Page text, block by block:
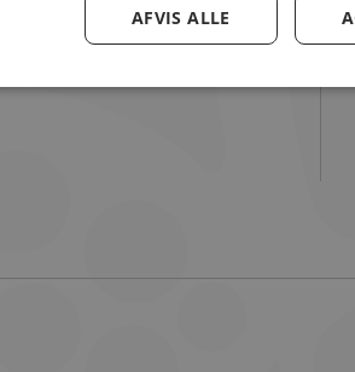
smag går hånd i hånd.
AFVIS ALLE